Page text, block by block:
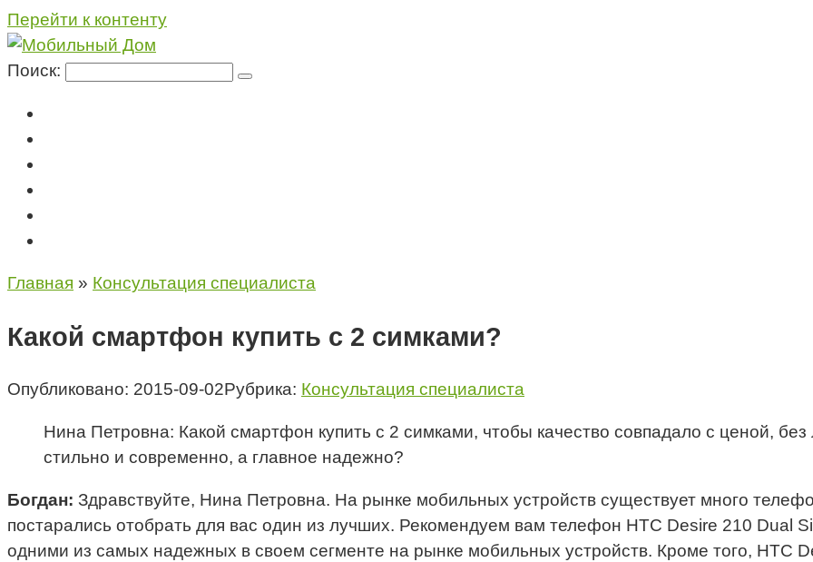
Перейти к контенту
Поиск:
Главная » Консультация специалиста
Какой смартфон купить с 2 симками?
Опубликовано: 2015-09-02Рубрика: Консультация специалиста
Нина Петровна: Какой смартфон купить с 2 симками, чтобы качество совпадало с ценой,
стильно и современно, а главное надежно?
Богдан: Здравствуйте, Нина Петровна. На рынке мобильных устройств существует много
постарались отобрать для вас один из лучших. Рекомендуем вам телефон HTC Desire 210 Dual
одними из самых надежных в своем сегменте на рынке мобильных устройств. Кроме того,